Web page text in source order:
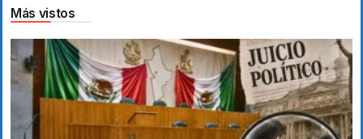
Más vistos